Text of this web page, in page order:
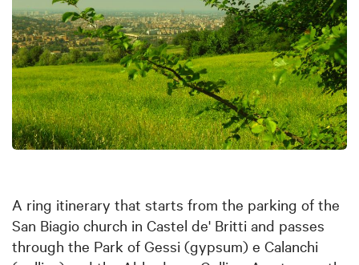
A ring itinerary that starts from the parking of the
San Biagio church in Castel de' Britti and passes
through the Park of Gessi (gypsum) e Calanchi